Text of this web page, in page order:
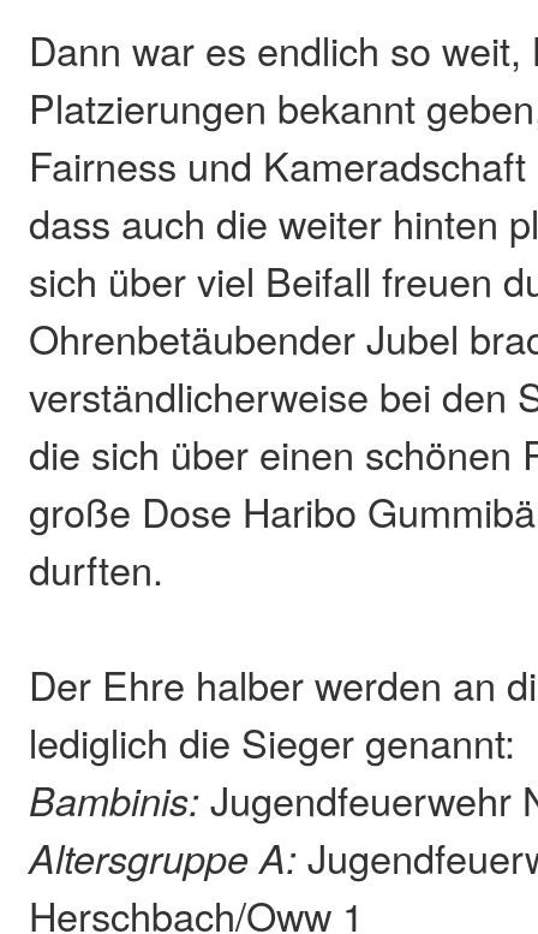
Dann war es endlich so
Platzierungen bekannt
Fairness und
dass auch die weiter hinten
sich über viel Beifall freuen
Ohrenbetäubender Jubel
verständlicherweise bei den
die sich über einen schönen
große Dose Haribo
durften.
Der Ehre halber werden an
lediglich die Sieger genannt:
Bambinis:Jugendfeuerwehr
Altersgruppe A:
Herschbach/Oww 1